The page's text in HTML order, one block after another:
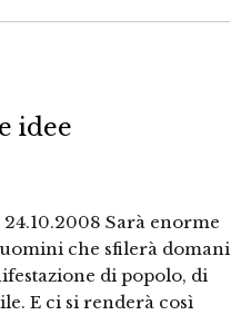
idee
Sarà enorme
che sfilerà domani
di popolo, di
E ci si renderà così